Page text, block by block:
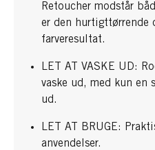
Retoucher modstår
er den hurtigttørrende
farveresultat.
LET AT VASKE UD:
vaske ud, med kun en
ud.
LET AT BRUGE:
anvendelser.